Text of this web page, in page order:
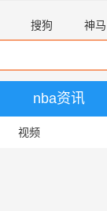
搜狗 神马
nba资讯
视频